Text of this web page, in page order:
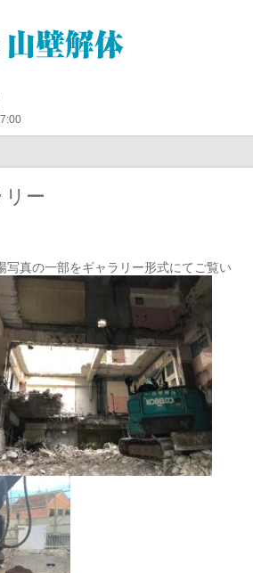
ー
写真の一部をギャラリー形式にてご覧い